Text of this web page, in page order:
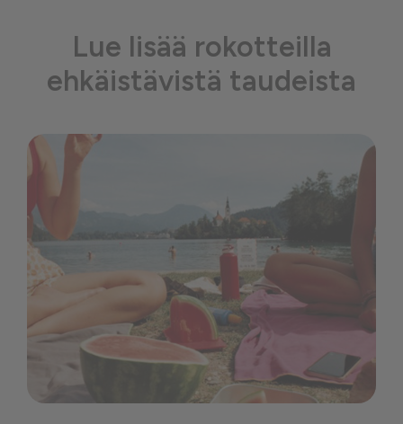
Lue lisää rokotteilla
ehkäistävistä taudeista